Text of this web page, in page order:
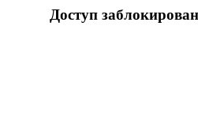
Доступ